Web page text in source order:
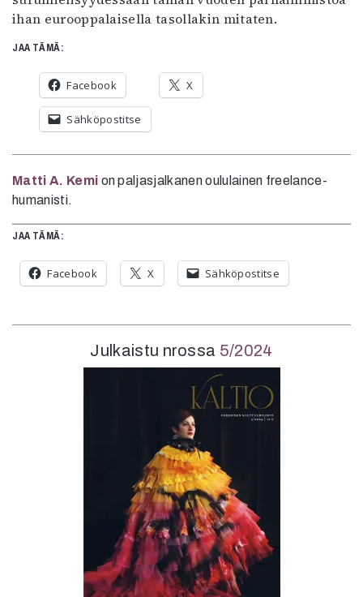
ihan eurooppalaisella tasollakin mitaten.
JAA TÄMÄ:
Facebook X
Sähköpostitse
Matti A. Kemi on paljasjalkanen oululainen freelance-
humanisti.
Julkaistu nrossa 5/2024
JAA TÄMÄ:
Facebook X Sähköpostitse